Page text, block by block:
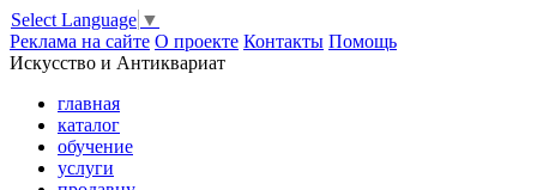
Select Language ▼
Реклама на сайте О проекте Контакты Помощь
Искусство и Антиквариат
главная
каталог
обучение
услуги